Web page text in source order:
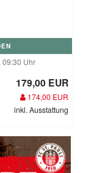
Uhr
179,00 EUR
174,00 EUR
inkl. Ausstattung